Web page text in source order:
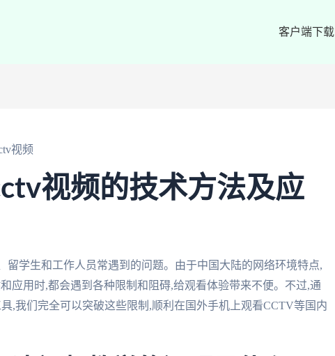
客户端下载
视频
视频的技术方法及应
留学生和工作人员常遇到的问题。由于中国大陆的网络环境特点,
应用时,都会遇到各种限制和阻碍,给观看体验带来不便。不过,通
,我们完全可以突破这些限制,顺利在国外手机上观看CCTV等国内